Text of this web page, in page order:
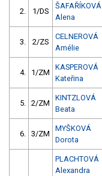
2. 1/DS
ŠAFAŘÍKOVÁ
Alena
3. 2/ZS
CELNEROVÁ
Amélie
4. 1/ZM
KASPEROVÁ
Kateřina
5. 2/ZM
KINTZLOVÁ
Beata
6. 3/ZM
MYŠKOVÁ
Dorota
PLACHTOVÁ
Alexandra